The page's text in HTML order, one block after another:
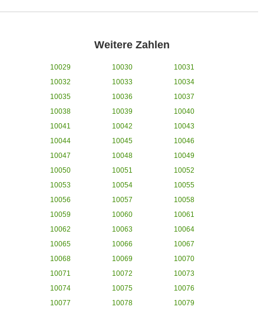
Weitere Zahlen
10029 10030
10031
10032
10033
10034
10035
10036
10037
10038
10039
10040
10041
10042
10043
10044
10045
10046
10047
10048
10049
10050
10051
10052
10053
10054
10055
10056
10057
10058
10059
10060
10061
10062
10063
10064
10065
10066
10067
10068
10069
10070
10071
10072
10073
10074
10075
10076
10077
10078
10079